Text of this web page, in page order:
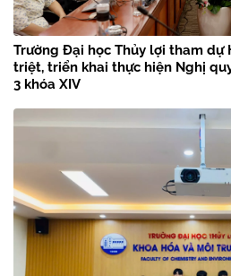
Trường Đại học Thủy lợi tham dự
triệt, triển khai thực hiện Nghị
3 khóa XIV